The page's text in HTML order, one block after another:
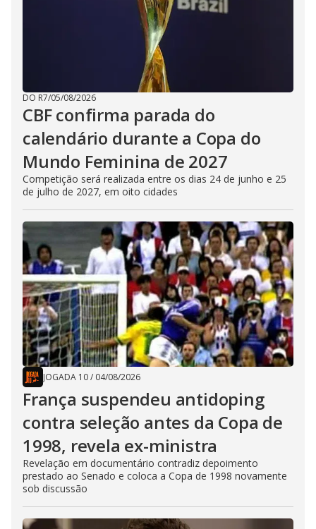
DO R7/05/08/2026
CBF confirma parada do
calendário durante a Copa do
Mundo Feminina de 2027
Competição será realizada entre os dias 24 de junho e 25
de julho de 2027, em oito cidades
JOGADA 10/ 04/08/2026
França suspendeu antidoping
contra seleção antes da Copa de
1998, revela ex-ministra
Revelação em documentário contradiz depoimento
prestado ao Senado e coloca a Copa de 1998 novamente
sob discussão